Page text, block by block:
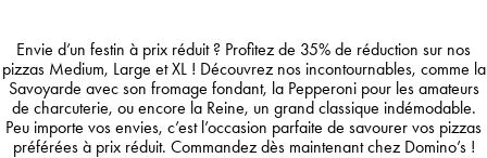
Envie d’un festin à prix réduit ? Profitez de 35% de réduction sur nos
pizzas Medium, Large et XL ! Découvrez nos incontournables, comme la
Savoyarde avec son fromage fondant, la Pepperoni pour les amateurs
de charcuterie, ou encore la Reine, un grand classique indémodable.
Peu importe vos envies, c’est l’occasion parfaite de savourer vos pizzas
préférées à prix réduit. Commandez dès maintenant chez Domino’s !